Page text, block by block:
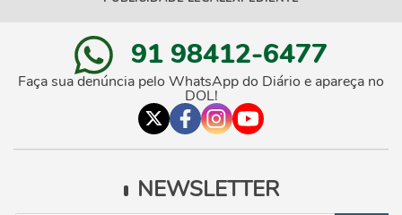
91 98412-6477
Faça sua denúncia pelo WhatsApp do Diário e apareça no
DOL!
NEWSLETTER